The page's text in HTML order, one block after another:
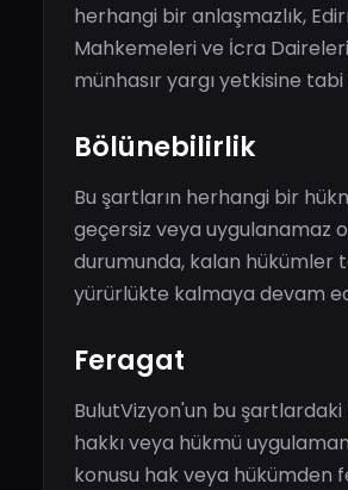
herhangi bir anlaşmazlık,
Mahkemeleri ve İcra
münhasır yargı yetkisine
Bölünebilirlik
Bu şartların herhangi bir
geçersiz veya uygulanamaz
durumunda, kalan hükümler
yürürlükte kalmaya devam
Feragat
BulutVizyon'un bu
hakkı veya hükmü
konusu hak veya hükümden